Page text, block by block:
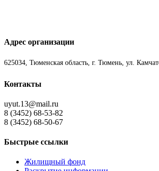
Адрес организации
625034, Тюменская область, г. Тюмень, ул.
Контакты
uyut.13@mail.ru
8 (3452) 68-53-82
8 (3452) 68-50-67
Быстрые ссылки
Жилищный фонд